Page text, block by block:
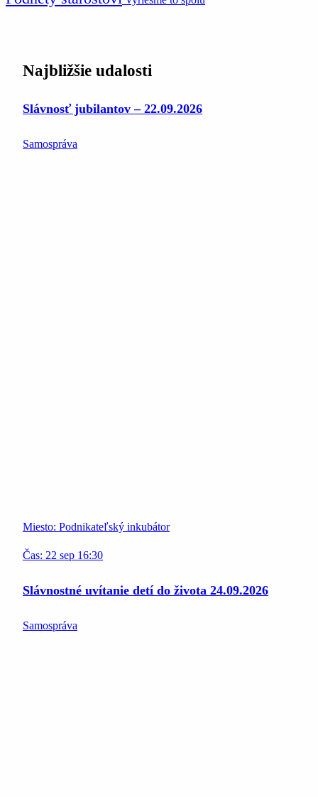
Najbližšie udalosti
Slávnosť jubilantov – 22.09.2026
Samospráva
Miesto: Podnikateľský inkubátor
Čas: 22 sep 16:30
Slávnostné uvítanie detí do života 24.09.2026
Samospráva